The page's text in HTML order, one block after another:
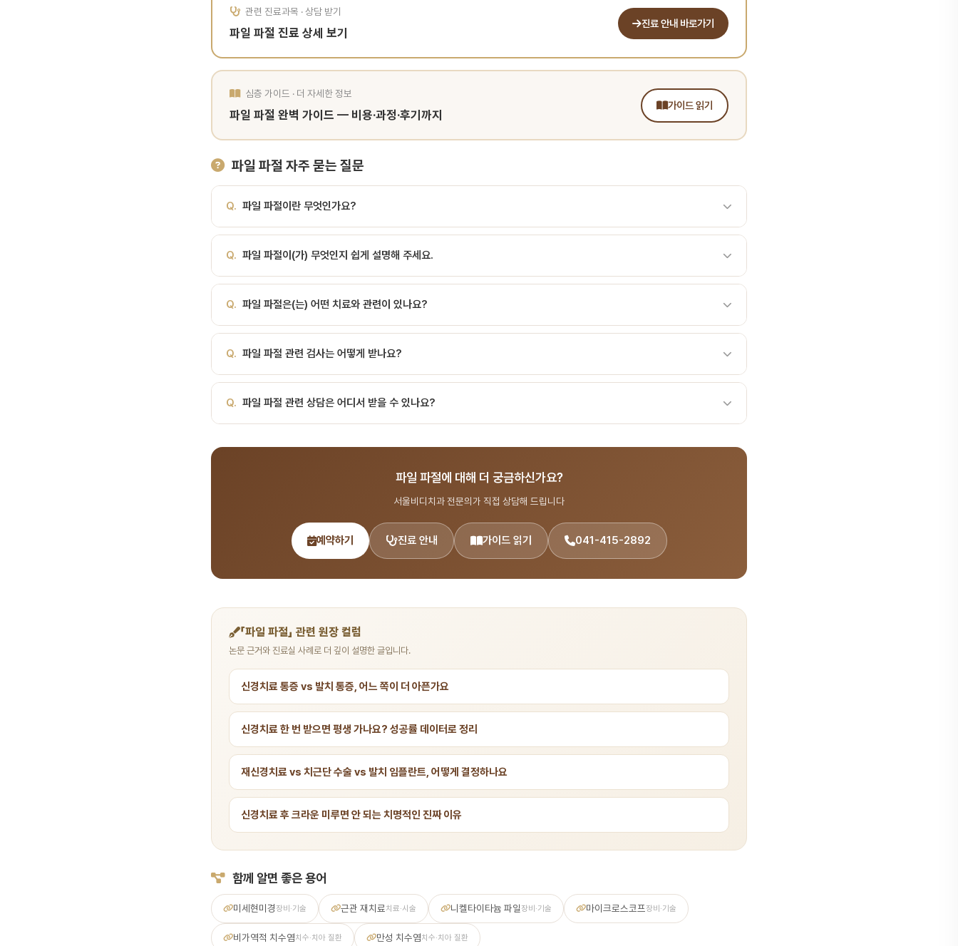
관련 진료과목 · 상담 받기
파일 파절 진료 상세 보기
진료 안내 바로가기
심층 가이드 · 더 자세한 정보
파일 파절 완벽 가이드 — 비용·과정·후기까지
가이드 읽기
파일 파절 자주 묻는 질문
Q. 파일 파절이란 무엇인가요?
다. 파일 파절이란파일 파절(file separation)은 신경치료 중 사용하는 파일(file)이 근관 내에서 부러져 일부분이 치아 내부에 남
는 합병증입니다. 특히 NiTi 회전 파일 도입 이후 발생 빈도가 증가했으며, 발생 위치와 크기에 따라 신경치료 예후에 큰 영향을 미칩
니다. 치근관 깊은 곳에서 발생할수록 제거가 어렵습니다.파일 파절의 원인원인설명사이클릭 피로만곡 근관에서 반복 회전으로 금속
력파일을 무리하게 밀어넣음급격한 만곡치근 만곡이 심한 경우 (특히 상악 제1대구치 MB2)파일 종류별 파절 양상스테인리스 스틸
파일: 파절 전 비틀림 변형이 보임 (예측 가능)NiTi 회전 파…
Q. 파일 파절이(가) 무엇인지 쉽게 설명해 주세요.
합병증입니다. 파일 파절이란파일 파절(file separation)은 신경치료 중 사용하는 파일(file)이 근관 내에서 부러져 일부분이 치아
내부에 남는 합병증입니다. 특히 NiTi 회전 파일 도입 이후 발생 빈도가 증가했으며, 발생 위치와 크기에 따라 신경치료 예후에 큰 영
향을 미칩니다. 치근관 깊은 곳에서 발생할수록 제거가 어렵습니다.파일 파절의 원인원인설명사이클릭 피로만곡 근관에서 반복 회전
한 측방 압력파일을 무리… 치과 진료 시 자주 사용되는 용어이며, 서울비디치과에서는 환자분들이 이해하기 쉽도록 설명해 드립니
다.
Q. 파일 파절은(는) 어떤 치료와 관련이 있나요?
세히 안내해 드립니다.
Q. 파일 파절 관련 검사는 어떻게 받나요?
계획을 수립합니다.
Q. 파일 파절 관련 상담은 어디서 받을 수 있나요?
파일 파절에 대해 더 궁금하신가요?
서울비디치과 전문의가 직접 상담해 드립니다
예약하기 진료 안내 가이드 읽기 041-415-2892
「파일 파절」 관련 원장 컬럼
논문 근거와 진료실 사례로 더 깊이 설명한 글입니다.
신경치료 통증 vs 발치 통증, 어느 쪽이 더 아픈가요
신경치료 한 번 받으면 평생 가나요? 성공률 데이터로 정리
재신경치료 vs 치근단 수술 vs 발치 임플란트, 어떻게 결정하나요
신경치료 후 크라운 미루면 안 되는 치명적인 진짜 이유
함께 알면 좋은 용어
미세현미경 장비·기술 근관 재치료치료·시술 니켈타이타늄 파일 장비·기술 마이크로스코프 장비·기술
비가역적 치수염치수·치아 질환 만성 치수염치수·치아 질환